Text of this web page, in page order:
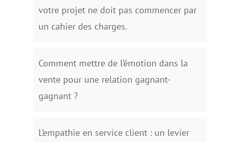
votre projet ne doit pas commencer par
un cahier des charges.
Comment mettre de l’émotion dans la
vente pour une relation gagnant-
gagnant ?
L’empathie en service client : un levier